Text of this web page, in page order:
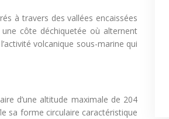
à travers des vallées encaissées
côte déchiquetée où alternent
volcanique sous-marine qui
d’une altitude maximale de 204
sa forme circulaire caractéristique